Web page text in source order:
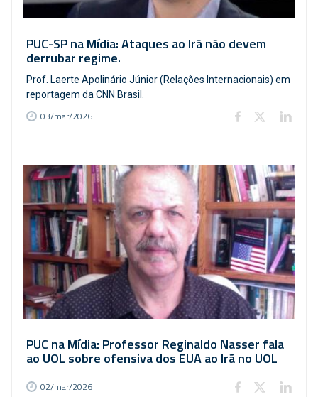
PUC-SP na Mídia: Ataques ao Irã não devem
derrubar regime.
Prof. Laerte Apolinário Júnior (Relações Internacionais) em
reportagem da CNN Brasil.
03/mar/2026
PUC na Mídia: Professor Reginaldo Nasser fala
ao UOL sobre ofensiva dos EUA ao Irã no UOL
02/mar/2026